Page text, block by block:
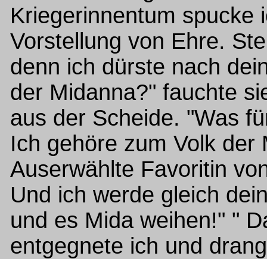
Kriegerinnentum spucke
Vorstellung von Ehre.
denn ich dürste nach
der Midanna?" fauchte
aus der Scheide. "Was
Ich gehöre zum Volk der
Auserwählte Favoritin
Und ich werde gleich
und es Mida weihen!" "
entgegnete ich und